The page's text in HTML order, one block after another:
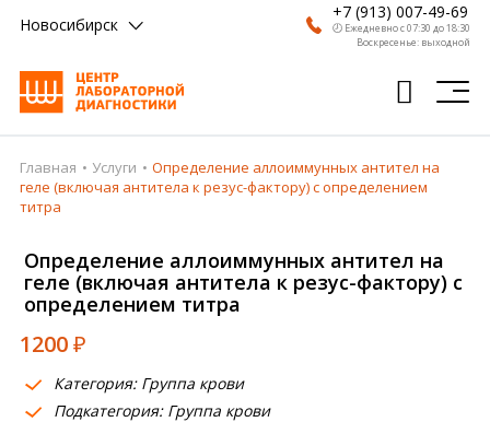
Новосибирск
+7 (913) 007-49-69
🕗 Ежедневно с 07:30 до 18:30
Воскресенье: выходной
Главная
Анализы
Врачи
Получить результат
Пациентам
О компании
Главная Услуги
Определение аллоиммунных антител на
геле (включая антитела к резус-фактору) с определением
титра
Определение аллоиммунных антител на
геле (включая антитела к резус-фактору) с
определением титра
1200₽
Категория: Группа крови
Подкатегория: Группа крови